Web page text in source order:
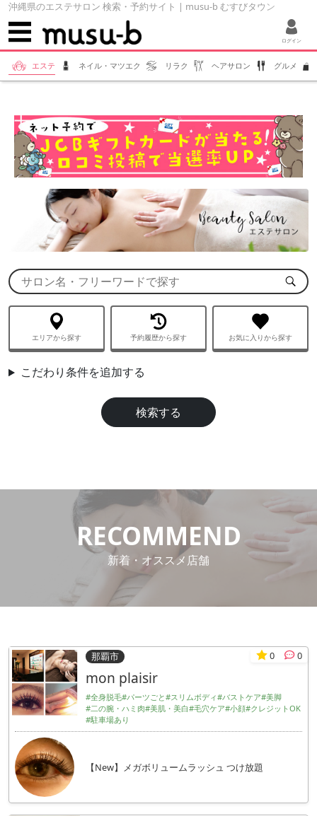
沖縄県のエステサロン 検索・予約サイト | musu-b むすびタウン
ログイン
エステ ネイル・マツエク リラク ヘアサロン グルメ
エリアから探す 予約履歴から探す お気に入りから探す
こだわり条件を追加する
検索する
RECOMMEND
新着・オススメ店舗
那覇市 0 0
mon plaisir
#全身脱毛#パーツごと#スリムボディ#バストケア#美脚
#二の腕・ハミ肉#美肌・美白#毛穴ケア#小顔#クレジットOK
#駐車場あり
【New】メガボリュームラッシュ つけ放題